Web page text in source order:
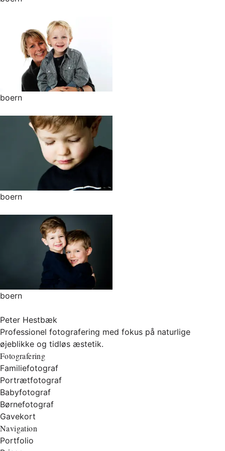
boern
boern
boern
Peter Hestbæk
Professionel fotografering med fokus på naturlige
øjeblikke og tidløs æstetik.
Fotografering
Familiefotograf
Portrætfotograf
Babyfotograf
Børnefotograf
Gavekort
Navigation
Portfolio